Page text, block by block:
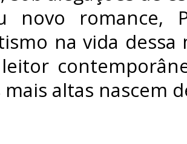
novo romance,
na vida
altas nascem